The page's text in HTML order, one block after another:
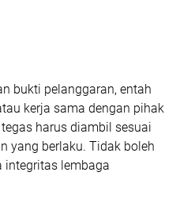
bukti pelanggaran, entah
kerja sama dengan pihak
harus diambil sesuai
yang berlaku. Tidak boleh
integritas lembaga